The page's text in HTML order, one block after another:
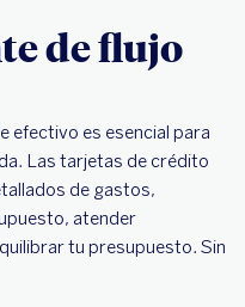
de flujo
efectivo es esencial para
Las tarjetas de crédito
de gastos,
atender
tu presupuesto. Sin